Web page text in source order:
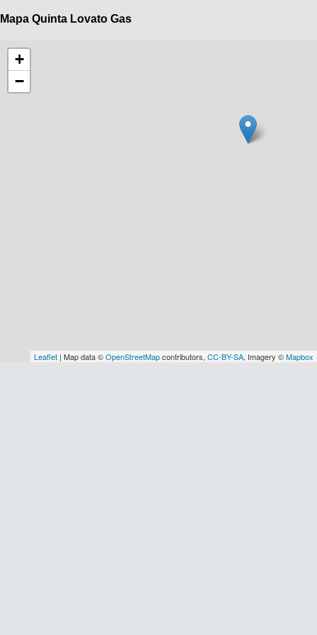
Mapa Quinta Lovato Gas
+
−
Leaflet | Map data ©OpenStreetMapcontributors, CC-BY-SA, Imagery ©Mapbox